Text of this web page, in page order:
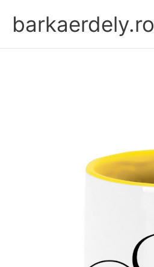
content
barkaerdely.ro